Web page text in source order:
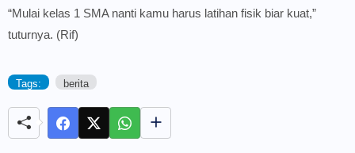
“Mulai kelas 1 SMA nanti kamu harus latihan fisik biar kuat,”
tuturnya. (Rif)
Tags: berita